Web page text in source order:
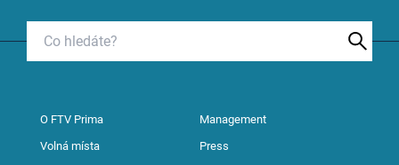
O FTV Prima Management
Volná místa Press